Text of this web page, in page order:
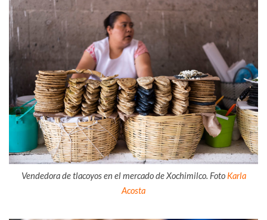
Vendedora de tlacoyos en el mercado de Xochimilco. Foto Karla
Acosta